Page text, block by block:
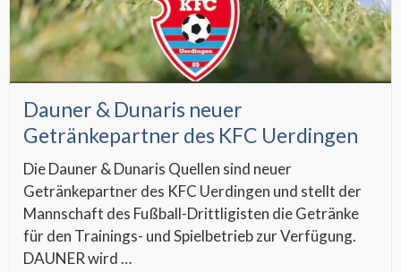
Dauner & Dunaris neuer
Getränkepartner des KFC Uerdingen
Die Dauner & Dunaris Quellen sind neuer
Getränkepartner des KFC Uerdingen und stellt der
Mannschaft des Fußball-Drittligisten die Getränke
für den Trainings- und Spielbetrieb zur Verfügung.
DAUNER wird …